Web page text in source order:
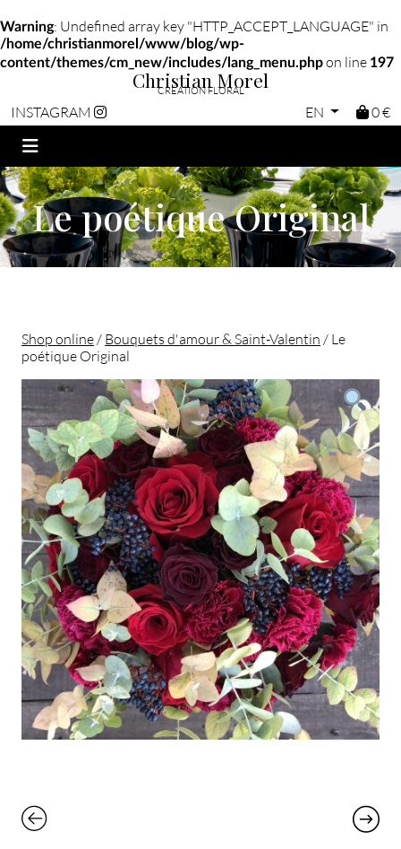
Warning: Undefined array key "HTTP_ACCEPT_LANGUAGE" in
/home/christianmorel/www/blog/wp-
content/themes/cm_new/includes/lang_menu.phpon line 197
INSTAGRAM
Christian Morel
CRÉATION FLORAL
EN 0 €
Le poétique Original
Shop online / Bouquets d'amour & Saint-Valentin / Le
poétique Original